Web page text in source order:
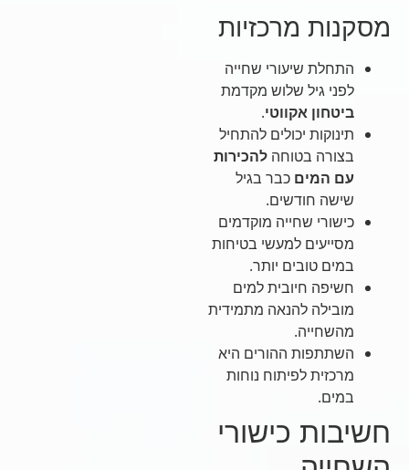
מסקנות מרכזיות
התחלת שיעורי שחייה
לפני גיל שלוש מקדמת
ביטחון אקווטי.
תינוקות יכולים להתחיל
בצורה בטוחהלהכירות
עם המיםכבר בגיל
שישה חודשים.
כישורי שחייה מוקדמים
מסייעים למעשי בטיחות
במים טובים יותר.
חשיפה חיובית למים
מובילה להנאה מתמידית
מהשחייה.
השתתפות ההורים היא
מרכזית לפיתוח נוחות
במים.
חשיבות כישורי